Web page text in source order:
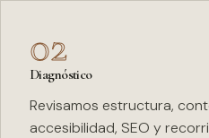
02
Diagnóstico
Revisamos estructura,
accesibilidad, SEO y